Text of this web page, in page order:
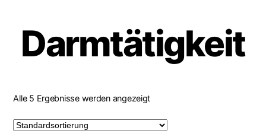
Darmtätigkeit
Alle 5 Ergebnisse werden angezeigt